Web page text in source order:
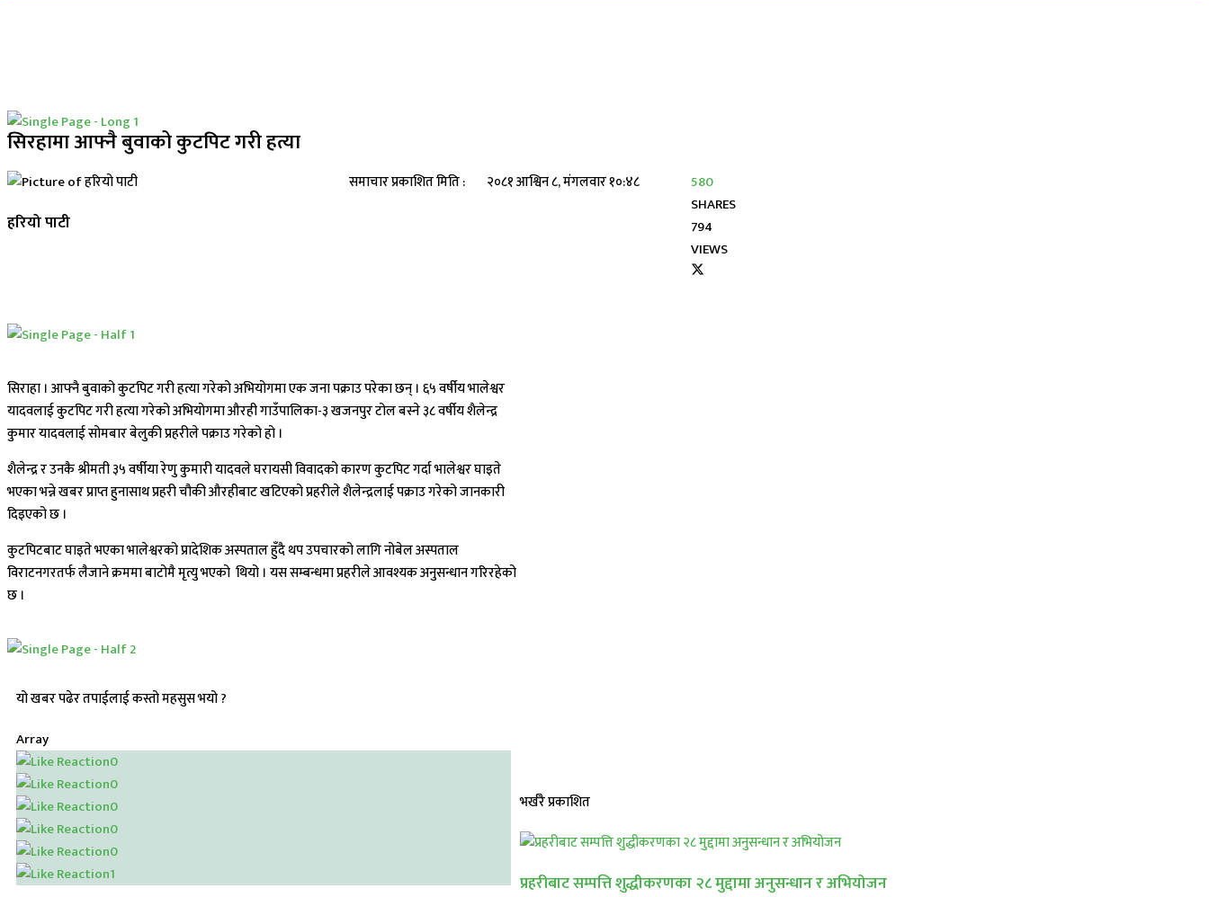
सिरहामा आफ्नै बुवाको कुटपिट गरी हत्या
हरियो पाटी
समाचार प्रकाशित मिति : २०८१ आश्विन ८, मंगलवार १०:४८
580
SHARES
794
VIEWS
सिराहा । आफ्नै बुवाको कुटपिट गरी हत्या गरेको अभियोगमा एक जना पक्राउ परेका छन् । ६५ वर्षीय भालेश्वर
यादवलाई कुटपिट गरी हत्या गरेको अभियोगमा औरही गाउँपालिका-३ खजनपुर टोल बस्ने ३८ वर्षीय शैलेन्द्र
कुमार यादवलाई सोमबार बेलुकी प्रहरीले पक्राउ गरेको हो ।
शैलेन्द्र र उनकै श्रीमती ३५ वर्षीया रेणु कुमारी यादवले घरायसी विवादको कारण कुटपिट गर्दा भालेश्वर घाइते
भएका भन्ने खबर प्राप्त हुनासाथ प्रहरी चौकी औरहीबाट खटिएको प्रहरीले शैलेन्द्रलाई पक्राउ गरेको जानकारी
दिइएको छ ।
कुटपिटबाट घाइते भएका भालेश्वरको प्रादेशिक अस्पताल हुँदै थप उपचारको लागि नोबेल अस्पताल
विराटनगरतर्फ लैजाने क्रममा बाटोमै मृत्यु भएको थियो । यस सम्बन्धमा प्रहरीले आवश्यक अनुसन्धान गरिरहेको
छ ।
यो खबर पढेर तपाईलाई कस्तो महसुस भयो ?
Array
0
0
0
0
0
1
भर्खरै प्रकाशित
प्रहरीबाट सम्पत्ति शुद्धीकरणका २८ मुद्दामा अनुसन्धान र अभियोजन